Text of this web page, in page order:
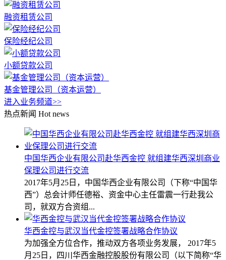
融资租赁公司
保险经纪公司
小额贷款公司
基金管理公司（资本运营）
进入业务频道>>
热点新闻 Hot news
中国华西企业有限公司赴华西金控 就组建华西深圳商业
保理公司进行交流
2017年5月25日，中国华西企业有限公司（下称“中国华
西”）总会计师任德裕、资金中心主任雷震一行赴我公
司，就双方合资组...
华西金控与武汉当代金控签署战略合作协议
为加强全方位合作，推动双方各项业务发展， 2017年5
月25日，四川华西金融控股股份有限公司（以下简称“华